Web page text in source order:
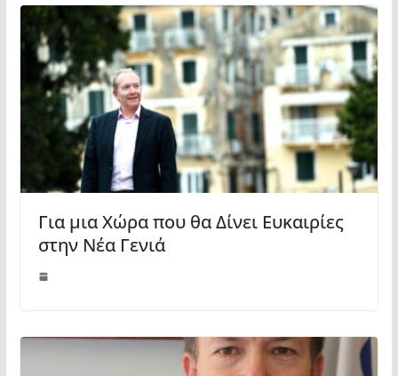
Για μια Χώρα που θα Δίνει Ευκαιρίες
στην Νέα Γενιά